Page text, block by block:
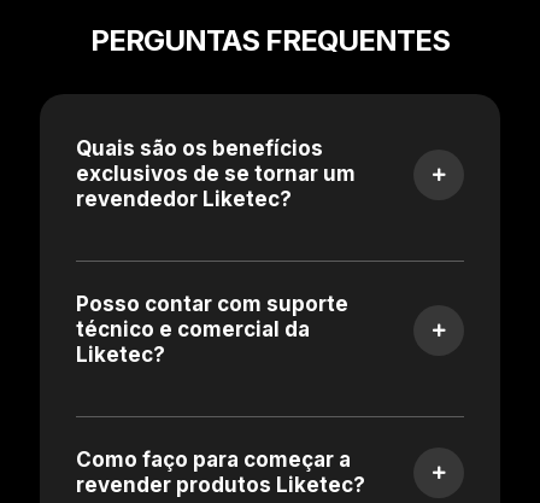
PERGUNTAS FREQUENTES
Quais são os benefícios
exclusivos de se tornar um
revendedor Liketec?
Posso contar com suporte
técnico e comercial da
Liketec?
Como faço para começar a
revender produtos Liketec?